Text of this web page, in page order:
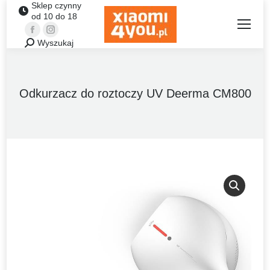
Sklep czynny
od 10 do 18
FacebookInstagram
Szukaj:Wyszukaj
Odkurzacz do roztoczy UV Deerma CM800